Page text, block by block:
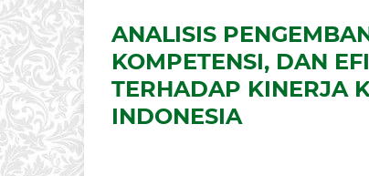
ANALISIS
KOMPETENSI, DAN
TERHADAP KINERJA
INDONESIA